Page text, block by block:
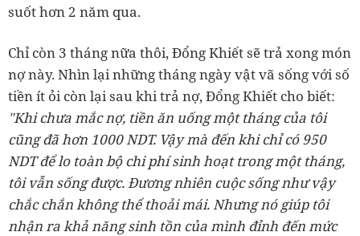
suốt hơn 2 năm qua.
Chỉ còn 3 tháng nữa thôi, Đổng Khiết sẽ trả xong món
nợ này. Nhìn lại những tháng ngày vật vã sống với số
tiền ít ỏi còn lại sau khi trả nợ, Đổng Khiết cho biết:
"Khi chưa mắc nợ, tiền ăn uống một tháng của tôi
cũng đã hơn 1000 NDT. Vậy mà đến khi chỉ có 950
NDT để lo toàn bộ chi phí sinh hoạt trong một tháng,
tôi vẫn sống được. Đương nhiên cuộc sống như vậy
chắc chắn không thể thoải mái. Nhưng nó giúp tôi
nhận ra khả năng sinh tồn của mình đỉnh đến mức